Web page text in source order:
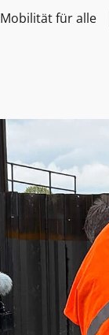
Mobilität für alle